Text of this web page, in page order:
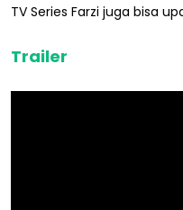
TV Series Farzi juga bisa
Trailer